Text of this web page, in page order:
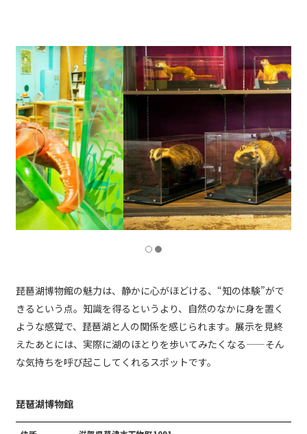
琵琶湖博物館の魅力は、静かに心がほどける、“知の体験”がで
きるという点。知識を得るというより、自然のなかに身を置く
ような感覚で、琵琶湖と人の関係を感じられます。展示を見終
えたあとには、実際に湖のほとりを歩いてみたくなる——そん
な気持ちを呼び起こしてくれるスポットです。
琵琶湖博物館